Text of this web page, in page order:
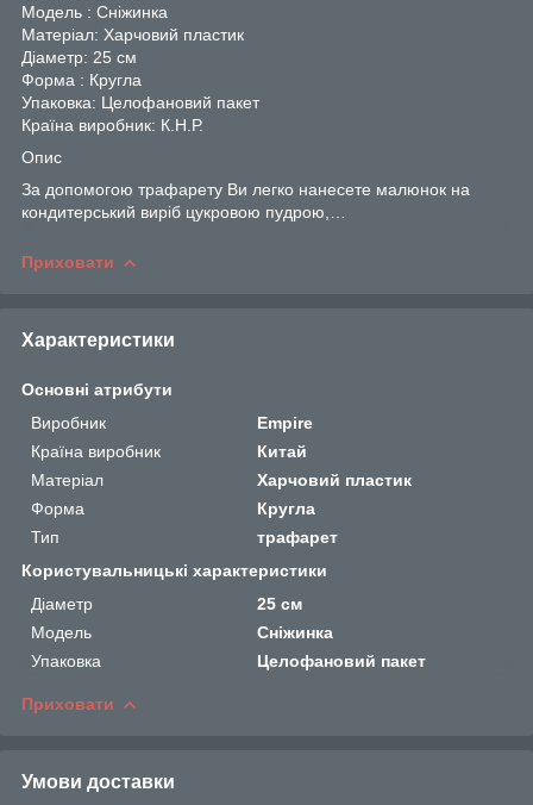
Модель : Сніжинка
Матеріал: Харчовий пластик
Діаметр: 25 см
Форма : Кругла
Упаковка: Целофановий пакет
Країна виробник: К.Н.Р.
Опис
За допомогою трафарету Ви легко нанесете малюнок на
кондитерський виріб цукровою пудрою,…
Приховати
Характеристики
Основні атрибути
Виробник
Empire
Країна виробник
Китай
Матеріал
Харчовий пластик
Форма
Кругла
Тип
трафарет
Користувальницькі характеристики
Діаметр
25 см
Мoдель
Сніжинка
Упаковка
Целофановий пакет
Приховати
Умови доставки